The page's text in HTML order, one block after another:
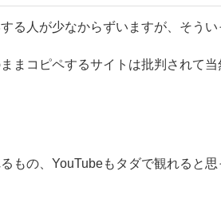
る人が少なからずいますが、そう
まコピペするサイトは批判されて
もの、YouTubeもタダで観れると